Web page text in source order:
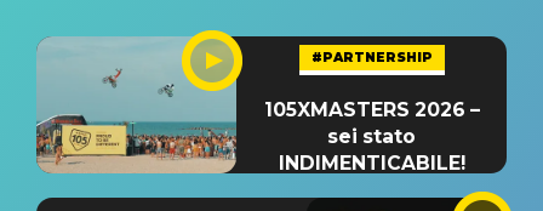
#PARTNERSHIP
105XMASTERS 2026 –
sei stato
INDIMENTICABILE!